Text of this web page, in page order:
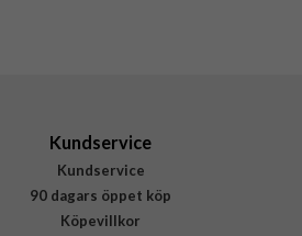
Kundservice
Kundservice
90 dagars öppet köp
Köpevillkor